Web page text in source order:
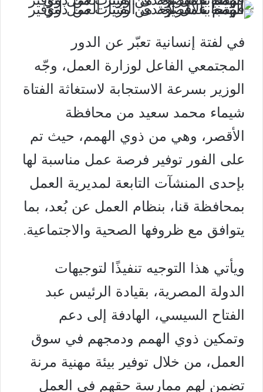
في لفتة إنسانية تعبّر عن الدور
المجتمعي الفاعل لوزارة العمل، وجّه
الوزير بسرعة الاستجابة لاستغاثة الفتاة
شيماء محمد سعيد من محافظة
الأقصر، وهي من ذوي الهمم، حيث تم
على الفور توفير فرصة عمل مناسبة لها
بإحدى المنشآت التابعة لمديرية العمل
بمحافظة قنا، بنظام العمل عن بُعد، بما
يتوافق مع ظروفها الصحية والاجتماعية.
ويأتي هذا التوجيه تنفيذًا لتوجيهات
الدولة المصرية، بقيادة الرئيس عبد
الفتاح السيسي، الهادفة إلى دعم
وتمكين ذوي الهمم ودمجهم في سوق
العمل، من خلال توفير بيئة مهنية مرنة
تضمن لهم ممارسة حقهم في العمل